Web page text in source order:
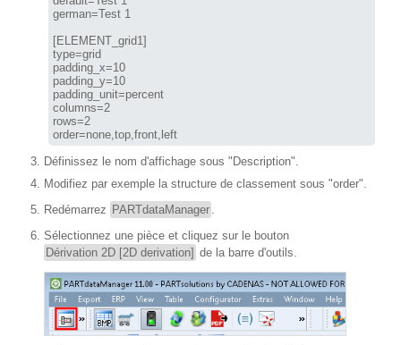
german=Test 1
[ELEMENT_grid1]
type=grid
padding_x=10
padding_y=10
padding_unit=percent
columns=2
rows=2
order=none,top,front,left
Définissez le nom d'affichage sous "Description".
Modifiez par exemple la structure de classement sous "order".
Redémarrez PARTdataManager .
Sélectionnez une pièce et cliquez sur le bouton
Dérivation 2D [2D derivation] de la barre d'outils.